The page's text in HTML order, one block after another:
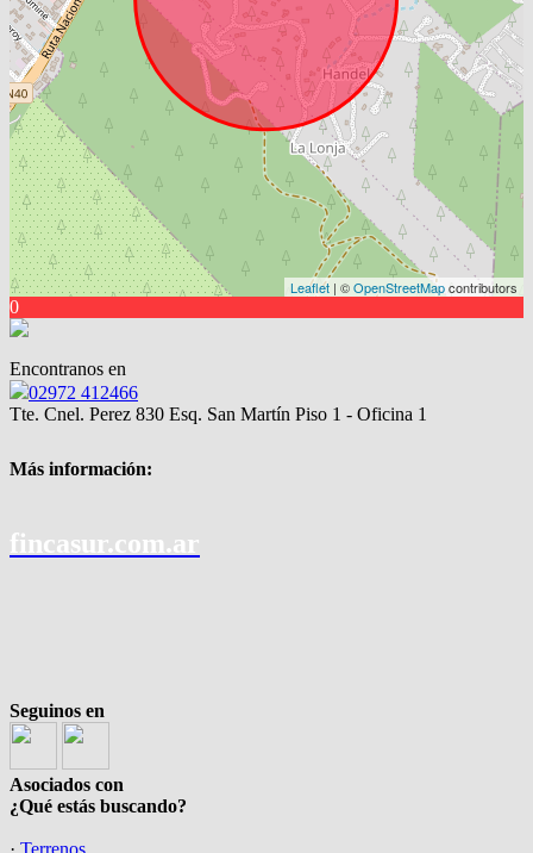
Leaflet | ©OpenStreetMapcontributors
0
Encontranos en
02972 412466
Tte. Cnel. Perez 830 Esq. San Martín Piso 1 - Oficina 1
Más información:
fincasur.com.ar
Seguinos en
Asociados con
¿Qué estás buscando?
· Terrenos